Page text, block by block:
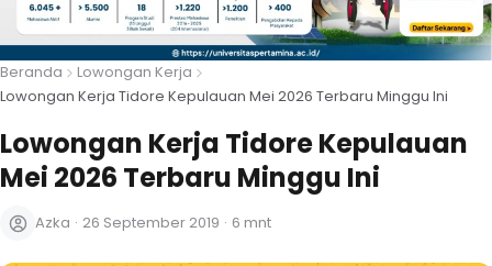
Beranda
Lowongan Kerja
Lowongan Kerja Tidore Kepulauan Mei 2026 Terbaru Minggu Ini
Lowongan Kerja Tidore Kepulauan
Mei 2026 Terbaru Minggu Ini
Azka · 26 September 2019 · 6 mnt